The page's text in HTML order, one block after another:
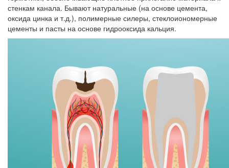
стенкам канала. Бывают натуральные (на основе цемента,
оксида цинка и т.д.), полимерные силеры, стеклоиономерные
цементы и пасты на основе гидрооксида кальция.